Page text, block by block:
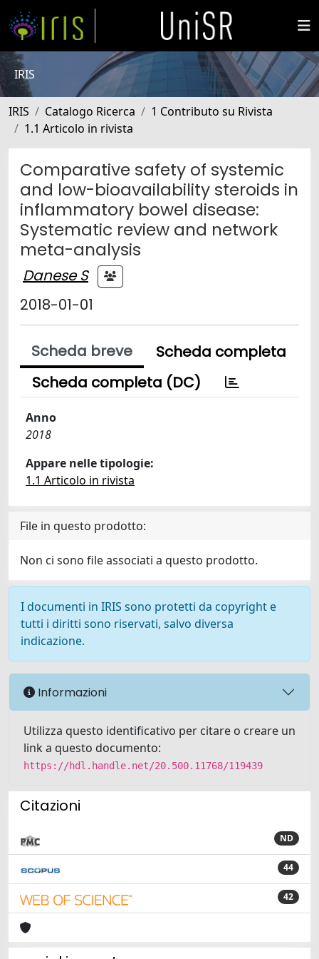
IRIS
IRIS Catalogo Ricerca
1 Contributo su Rivista
1.1 Articolo in rivista
Comparative safety of systemic
and low-bioavailability steroids in
inflammatory bowel disease:
Systematic review and network
meta-analysis
Danese S
2018-01-01
Scheda breve
Scheda completa
Scheda completa (DC)
Anno
2018
Appare nelle tipologie:
1.1 Articolo in rivista
File in questo prodotto:
Non ci sono file associati a questo prodotto.
I documenti in IRIS sono protetti da copyright e
tutti i diritti sono riservati, salvo diversa
indicazione.
Informazioni
Utilizza questo identificativo per citare o creare un
link a questo documento:
https://hdl.handle.net/20.500.11768/119439
Citazioni
ND
44
42